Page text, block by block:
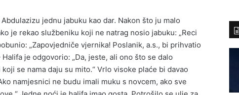
jednu jabuku kao dar. Nakon što ju malo
je rekao službeniku koji ne natrag nosio jabuku: „Reci
„Zapovjedniče vjernika! Poslanik, a.s., bi prihvatio
je odgovorio: „Da, jeste, ali ono što se dalo
se nama daju su mito.“ Vrlo visoke plaće bi davao
namjesnici ne budu imali muku s novcem, ako sve